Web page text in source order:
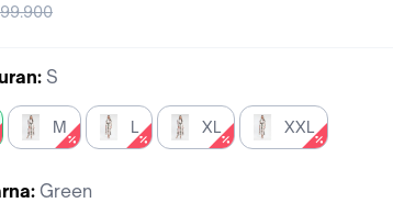
: S
M L XL XXL
: Green